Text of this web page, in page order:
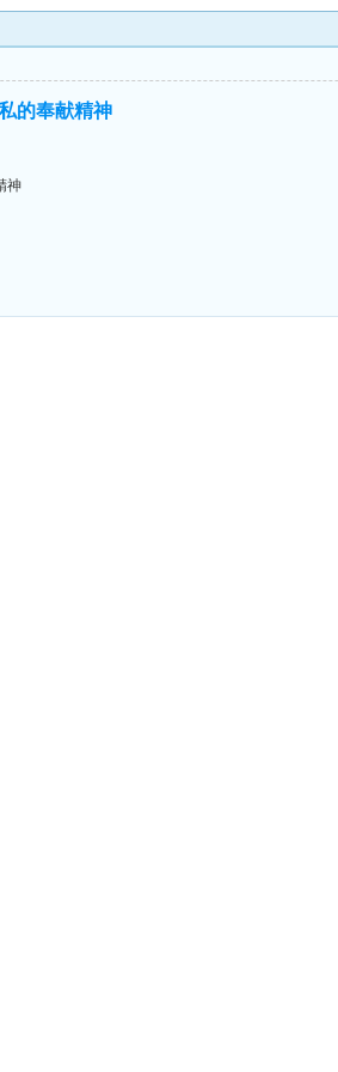
的奉献精神
神